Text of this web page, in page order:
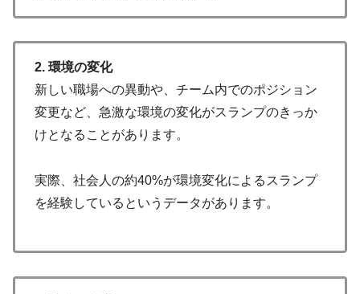
2. 環境の変化
新しい職場への異動や、チーム内でのポジション
変更など、急激な環境の変化がスランプのきっか
けとなることがあります。
実際、社会人の約40%が環境変化によるスランプ
を経験しているというデータがあります。